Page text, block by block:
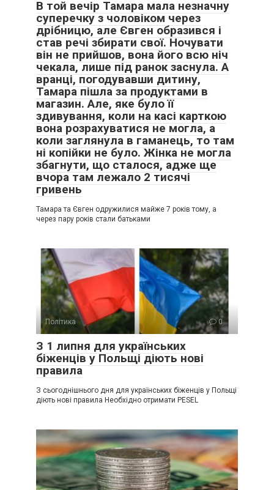
В той вечір Тамара мала незначну
суперечку з чоловіком через
дрібницю, але Євген образився і
став речі збирати свої. Ночувати
він не прийшов, вона його всю ніч
чекала, лише під ранок заснула. А
вранці, погодувавши дитину,
Тамара пішла за продуктами в
магазин. Але, яке було її
здивування, коли на касі карткою
вона розрахуватися не могла, а
коли заглянула в гаманець, то там
ні копійки не було. Жінка не могла
збагнути, що сталося, адже ще
вчора там лежало 2 тисячі
гривень
Тамара та Євген одружилися майже 7 років тому, а
через пару років стали батьками
Політика 0
З 1 липня для українських
біженців у Польщі діють нові
правила
З сьогоднішнього дня для українських біженців у Польщі
діють нові правила Необхідно отримати PESEL